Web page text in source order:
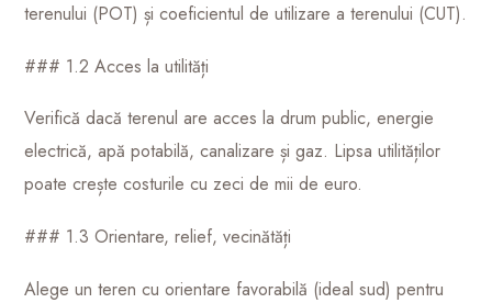
terenului (POT) și coeficientul de utilizare a terenului (CUT).
### 1.2 Acces la utilități
Verifică dacă terenul are acces la drum public, energie
electrică, apă potabilă, canalizare și gaz. Lipsa utilităților
poate crește costurile cu zeci de mii de euro.
### 1.3 Orientare, relief, vecinătăți
Alege un teren cu orientare favorabilă (ideal sud) pentru